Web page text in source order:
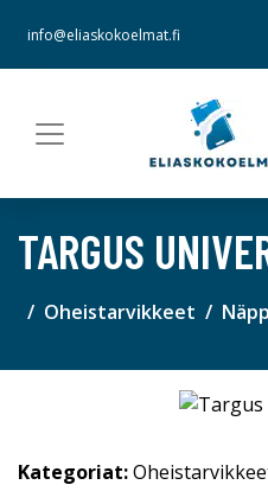
info@eliaskokoelmat.fi
TARGUS
Oheistarvikkeet
Kategoriat: